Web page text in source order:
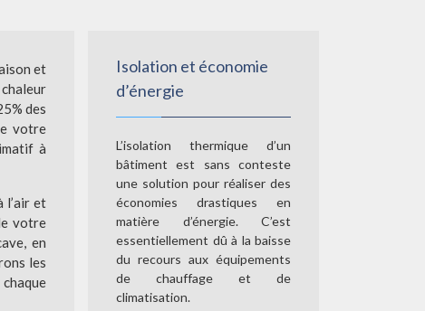
et
des
votre
à
l’air et
votre
en
les
Isolation et économie
d’énergie
L’isolation thermique d’un
bâtiment est sans conteste
une solution pour réaliser des
économies drastiques en
matière d’énergie. C’est
essentiellement dû à la baisse
du recours aux équipements
de chauffage et de
climatisation.